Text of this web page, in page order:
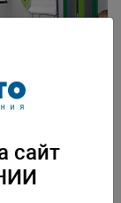
ван Гилс с
сайт